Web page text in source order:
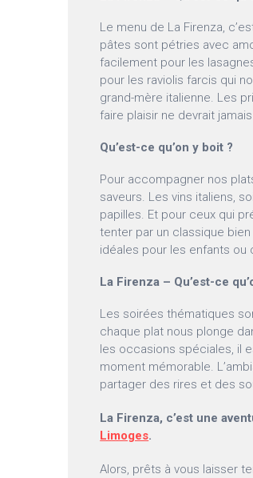
Le menu de La Firenza,
pâtes sont pétries avec
facilement pour les
pour les raviolis farcis qui
grand-mère italienne. Les
faire plaisir ne devrait
Qu’est-ce qu’on y boit ?
Pour accompagner nos
saveurs. Les vins italiens,
papilles. Et pour ceux qui
tenter par un classique
idéales pour les enfants ou
La Firenza – Qu’est-ce
Les soirées thématiques
chaque plat nous plonge
les occasions spéciales, il
moment mémorable.
partager des rires et des
La Firenza, c’est une
Limoges.
Alors, prêts à vous laisser